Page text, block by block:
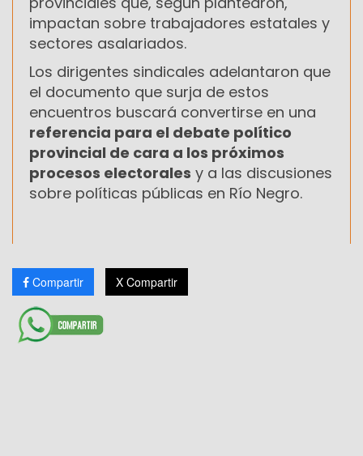
impactan sobre trabajadores estatales y
sectores asalariados.
Los dirigentes sindicales adelantaron que
el documento que surja de estos
encuentros buscará convertirse en una
referencia para el debate político
provincial de cara a los próximos
procesos electorales y a las discusiones
sobre políticas públicas en Río Negro.
Compartir X Compartir